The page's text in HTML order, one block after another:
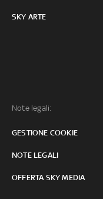
SKY ARTE
Note legali:
GESTIONE COOKIE
NOTE LEGALI
OFFERTA SKY MEDIA